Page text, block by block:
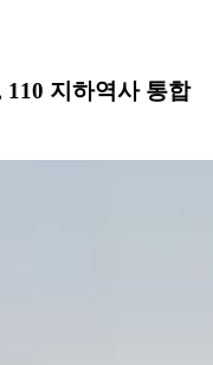
110 지하역사 통합